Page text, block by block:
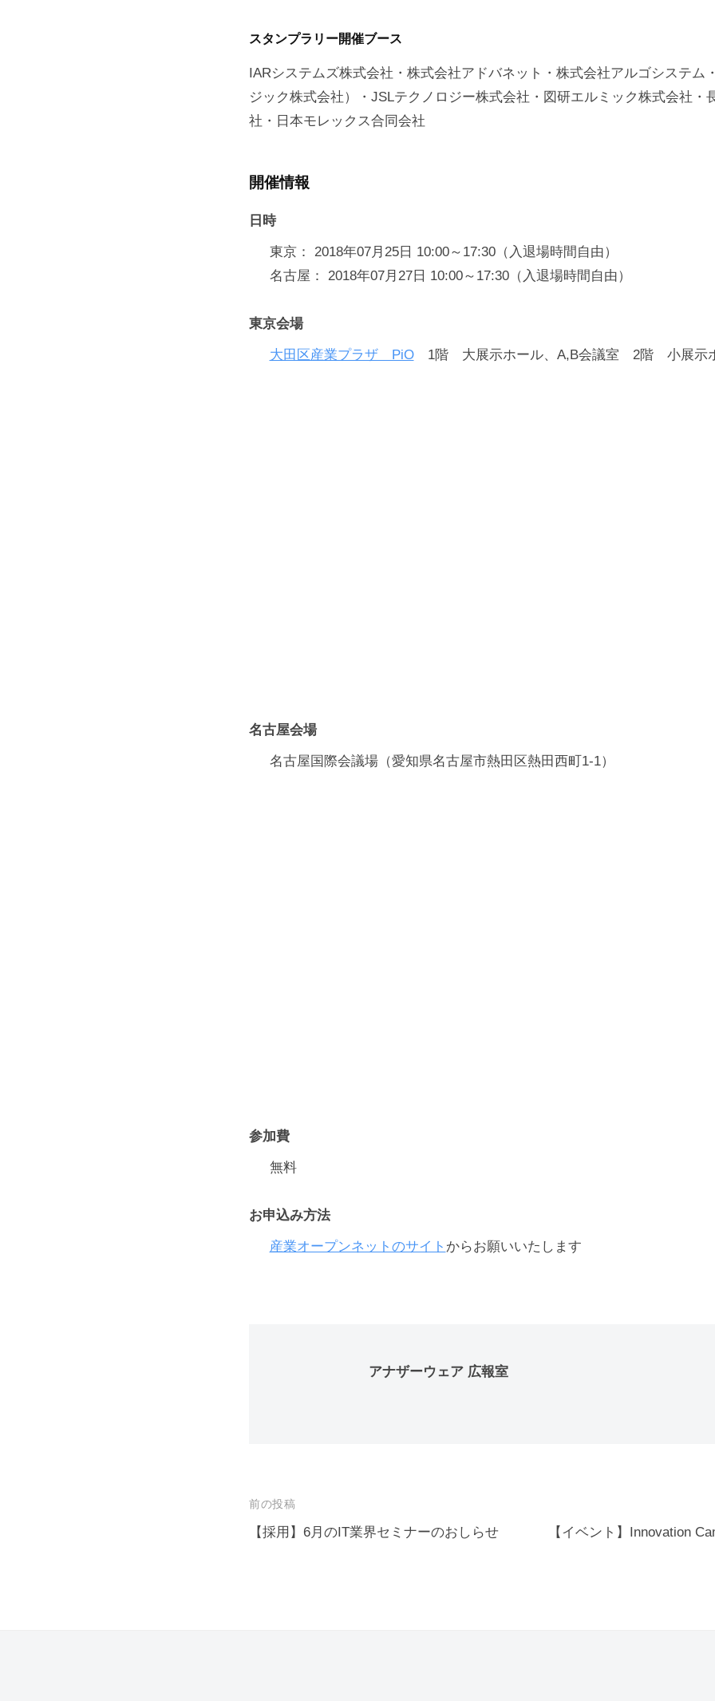
スタンプラリー開催ブース
IARシステムズ株式会社・株式会社アドバネット・株式会社アルゴシステム
ジック株式会社）・JSLテクノロジー株式会社・図研エルミック株式会社・
社・日本モレックス合同会社
開催情報
日時
東京： 2018年07月25日 10:00～17:30（入退場時間自由）
名古屋： 2018年07月27日 10:00～17:30（入退場時間自由）
東京会場
大田区産業プラザ PiO1階 大展示ホール、A,B会議室 2階 小展示
名古屋会場
名古屋国際会議場（愛知県名古屋市熱田区熱田西町1-1）
参加費
無料
お申込み方法
産業オープンネットのサイト からお願いいたします
アナザーウェア 広報室
投
稿
前の投稿
【採用】6月のIT業界セミナーのおしらせ 【イベント】Innovation